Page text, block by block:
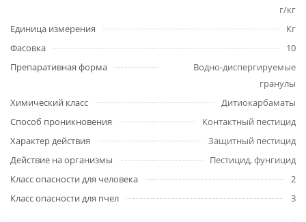
г/кг
Единица измерения
Кг
Фасовка
10
Препаративная форма
Водно-диспергируемые
гранулы
Химический класс
Дитиокарбаматы
Способ проникновения
Контактный пестицид
Характер действия
Защитный пестицид
Действие на организмы
Пестицид, фунгицид
Класс опасности для человека
2
Класс опасности для пчел
3